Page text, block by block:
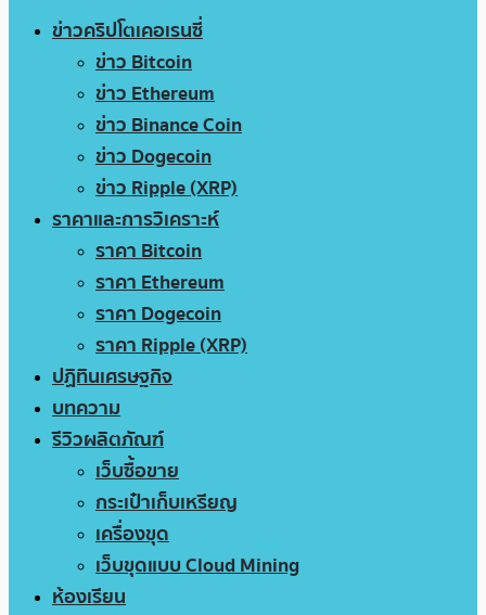
ข่าวคริปโตเคอเรนซี่
ข่าว Bitcoin
ข่าว Ethereum
ข่าว Binance Coin
ข่าว Dogecoin
ข่าว Ripple (XRP)
ราคาและการวิเคราะห์
ราคา Bitcoin
ราคา Ethereum
ราคา Dogecoin
ราคา Ripple (XRP)
ปฏิทินเศรษฐกิจ
บทความ
รีวิวผลิตภัณฑ์
เว็บซื้อขาย
กระเป๋าเก็บเหรียญ
เครื่องขุด
เว็บขุดแบบ Cloud Mining
ห้องเรียน